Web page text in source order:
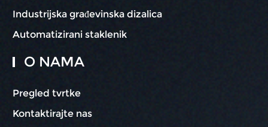
Industrijska građevinska dizalica
Automatizirani staklenik
O NAMA
Pregled tvrtke
Kontaktirajte nas